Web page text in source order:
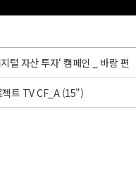
털 자산 투자‘ 캠페인 _ 바람 편
트 TV CF_A (15")